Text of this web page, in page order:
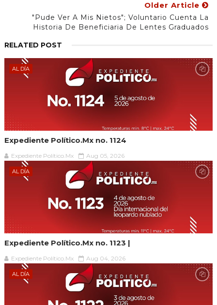
Older Article
"Pude Ver A Mis Nietos"; Voluntario Cuenta La
Historia De Beneficiaria De Lentes Graduados
RELATED POST
AL DÍA
Expediente Político.Mx no. 1124
Expediente Político.Mx Aug 05, 2026
AL DÍA
Expediente Político.Mx no. 1123 |
Expediente Político.Mx Aug 04, 2026
AL DÍA